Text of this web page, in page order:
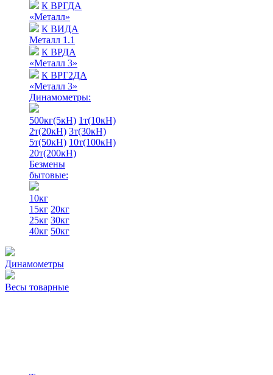
К ВРГДА
«Металл»
К ВИДА
Металл 1.1
К ВРДА
«Металл 3»
К ВРГ2ДА
«Металл 3»
Динамометры:
500кг(5кН) 1т(10кН)
2т(20кН) 3т(30кН)
5т(50кН) 10т(100кН)
20т(200кН)
Безмены
бытовые:
10кг
15кг 20кг
25кг 30кг
40кг 50кг
Динамометры
Весы товарные